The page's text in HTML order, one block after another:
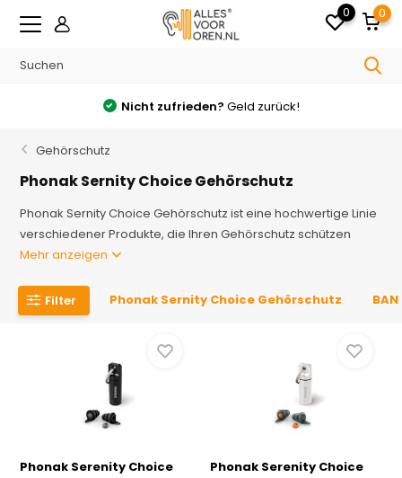
0 0
KostenlosVersand ab €150 in Deutschland
Gehörschutz
Phonak Sernity Choice Gehörschutz
Phonak Sernity Choice Gehörschutz ist eine hochwertige Linie
verschiedener Produkte, die Ihren Gehörschutz schützen
Mehr anzeigen
Filter Phonak Sernity Choice Gehörschutz
Phonak Serenity Choice
Phonak Serenity Choice